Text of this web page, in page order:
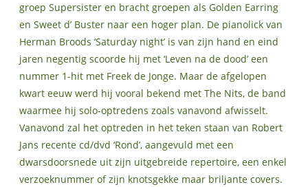
groep Supersister en bracht groepen als Golden Earring
en Sweet d’ Buster naar een hoger plan. De pianolick van
Herman Broods ‘Saturday night’ is van zijn hand en eind
jaren negentig scoorde hij met ‘Leven na de dood’ een
nummer 1-hit met Freek de Jonge. Maar de afgelopen
kwart eeuw werd hij vooral bekend met The Nits, de band
waarmee hij solo-optredens zoals vanavond afwisselt.
Vanavond zal het optreden in het teken staan van Robert
Jans recente cd/dvd ‘Rond’, aangevuld met een
dwarsdoorsnede uit zijn uitgebreide repertoire, een enkel
verzoeknummer of zijn knotsgekke maar briljante covers.